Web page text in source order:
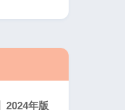
2024年版